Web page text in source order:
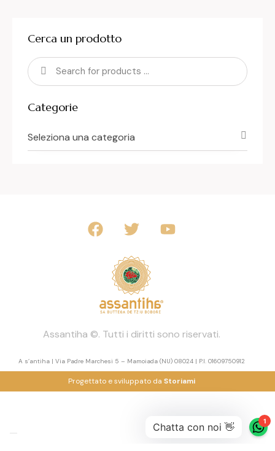
Cerca un prodotto
Categorie
Seleziona una categoria
Assantiha ©. Tutti i diritti sono riservati.
A s’antiha | Via Padre Marchesi 5 – Mamoiada (NU) 08024 | P.I. 01609750912
Progettato e sviluppato da Storiami